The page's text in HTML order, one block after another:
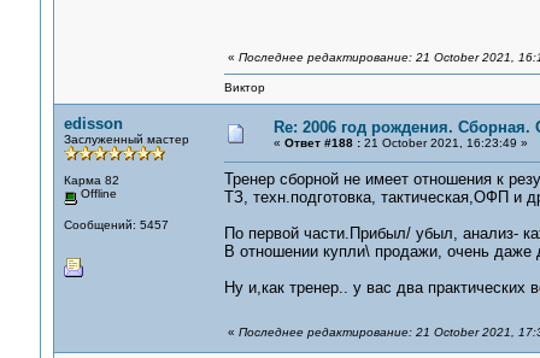
« Последнее редактирование: 21 October 2021,
Виктор
edisson
Заслуженный мастер
Карма 82
Offline
Сообщений: 5457
Re: 2006 год рождения.
« Ответ #188 :21 October 2021, 16:23:49 »
Тренер сборной не имеет отношения к
ТЗ, техн.подготовка, тактическая,ОФП и
По первой части.Прибыл/ убыл, анализ-
В отношении купли\ продажи, очень
Ну и,как тренер.. у вас два
« Последнее редактирование: 21 October 2021,